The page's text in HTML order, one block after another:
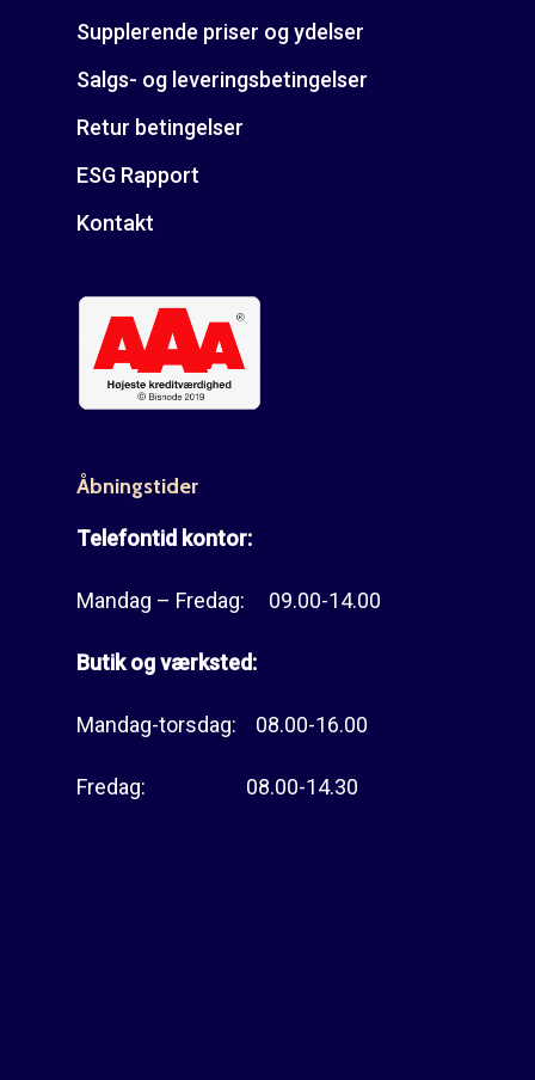
Supplerende priser og ydelser
Salgs- og leveringsbetingelser
Retur betingelser
ESG Rapport
Kontakt
Åbningstider
Telefontid kontor:
Mandag – Fredag: 09.00-14.00
Butik og værksted:
Mandag-torsdag: 08.00-16.00
Fredag: 08.00-14.30